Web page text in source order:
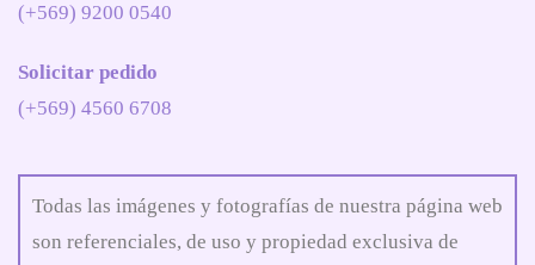
(+569) 9200 0540
Solicitar pedido
(+569) 4560 6708
Todas las imágenes y fotografías de nuestra página web
son referenciales, de uso y propiedad exclusiva de